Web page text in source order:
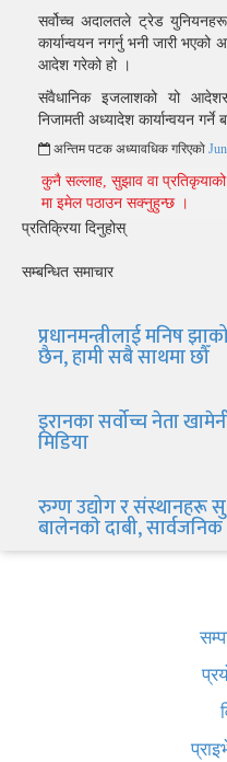
सर्वोच्च अदालतले ट्रेड
कार्यान्वयन नगर्नु भनी जारी भएको
आदेश गरेको हो ।
संवैधानिक इजलाशको यो
निजामती अध्यादेश कार्यान्वयन
अन्तिम पटक अध्यावधिक गरिएको
कुनै सल्लाह, सुझाव वा प्रतिकृयाको
मा इमेल पठाउन सक्नुहुन्छ ।
प्रतिक्रिया दिनुहोस्
सम्बन्धित समाचार
प्रधानमन्त्रीलाई मनिष
छैन, हामी सबै साथमा छौँ
इरानका सर्वोच्च नेता
मिडिया
रुग्ण उद्योग र संस्थानहरू
बालेनकाे दाबी,